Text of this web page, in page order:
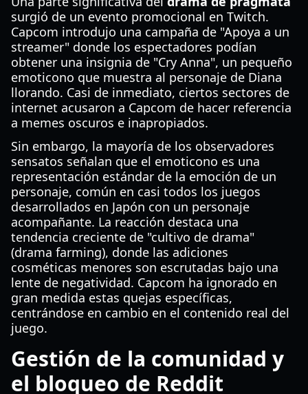
surgió de un evento promocional en Twitch.
Capcom introdujo una campaña de "Apoya a un
streamer" donde los espectadores podían
obtener una insignia de "Cry Anna", un pequeño
emoticono que muestra al personaje de Diana
llorando. Casi de inmediato, ciertos sectores de
internet acusaron a Capcom de hacer referencia
a memes oscuros e inapropiados.
Sin embargo, la mayoría de los observadores
sensatos señalan que el emoticono es una
representación estándar de la emoción de un
personaje, común en casi todos los juegos
desarrollados en Japón con un personaje
acompañante. La reacción destaca una
tendencia creciente de "cultivo de drama"
(drama farming), donde las adiciones
cosméticas menores son escrutadas bajo una
lente de negatividad. Capcom ha ignorado en
gran medida estas quejas específicas,
centrándose en cambio en el contenido real del
juego.
Gestión de la comunidad y
el bloqueo de Reddit